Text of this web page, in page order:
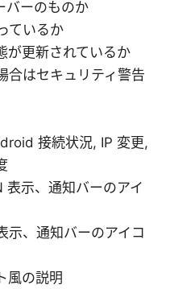
バーのものか
ているか
が更新されているか
合はセキュリティ警告
接続状況, IP 変更,
示、通知バーのアイ
、通知バーのアイコ
風の説明